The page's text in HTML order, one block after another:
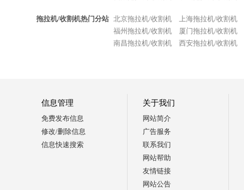
拖拉机/收割机热门分站 北京拖拉机/收割机 上海拖拉机/收割机
福州拖拉机/收割机
厦门拖拉机/收割机
南昌拖拉机/收割机
西安拖拉机/收割机
信息管理
免费发布信息
修改/删除信息
信息快速搜索
关于我们
网站简介
广告服务
联系我们
网站帮助
友情链接
网站公告